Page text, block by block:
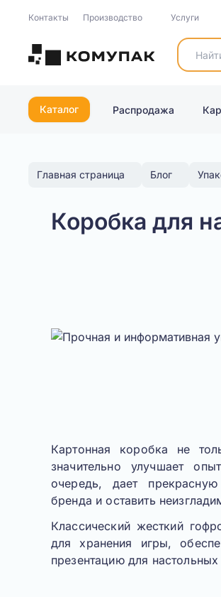
Контакты Производство Услуги
Каталог Распродажа
Главная страница Блог
Коробка для
Картонная коробка не
значительно улучшает
очередь, дает
бренда и оставить
Классический жесткий
для хранения игры,
презентацию для настольных